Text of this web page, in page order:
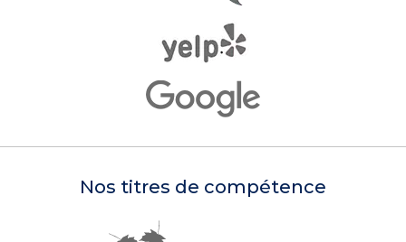
Nos titres de compétence